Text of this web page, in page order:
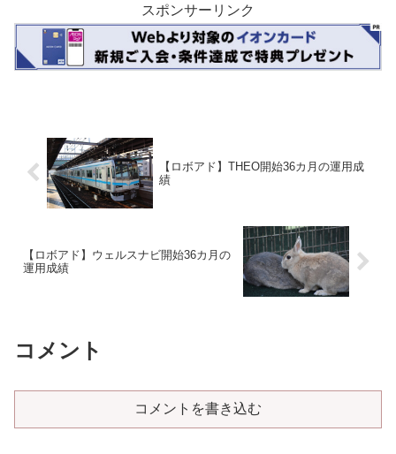
スポンサーリンク
【ロボアド】THEO開始36カ月の運用成
績
【ロボアド】ウェルスナビ開始36カ月の
運用成績
コメント
コメントを書き込む